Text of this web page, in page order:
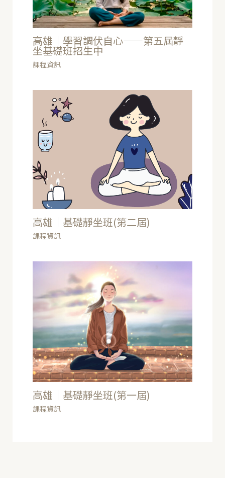
高雄｜學習調伏自心——第五屆靜
坐基礎班招生中
課程資訊
高雄｜基礎靜坐班(第二屆)
課程資訊
高雄｜基礎靜坐班(第一屆)
課程資訊